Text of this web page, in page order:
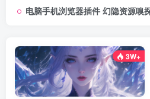
电脑手机浏览器插件 幻隐资源嗅
3W+